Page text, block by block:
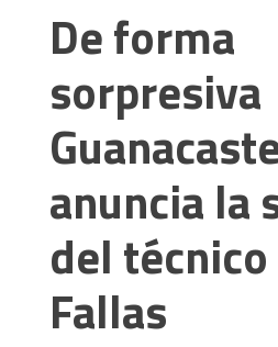
De forma
sorpresiva
anuncia la
del
Fallas